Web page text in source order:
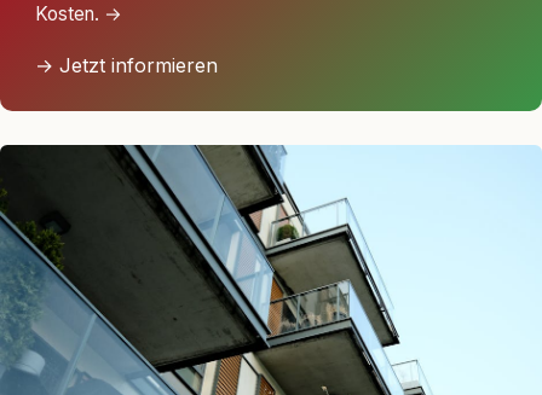
Kosten. →
→ Jetzt informieren